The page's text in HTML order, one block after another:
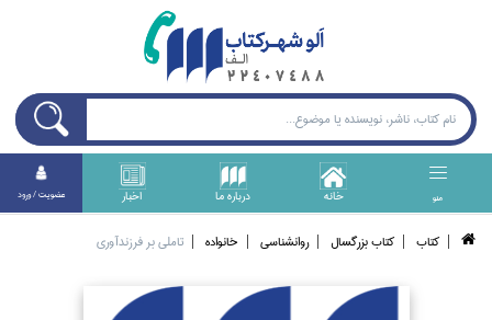
منو خانه درباره ما اخبار عضويت / ورود
كتاب كتاب بزرگسال روانشناسي خانواده تاملي بر فرزندآوري